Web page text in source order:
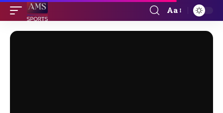
Font
Resizer
Aa